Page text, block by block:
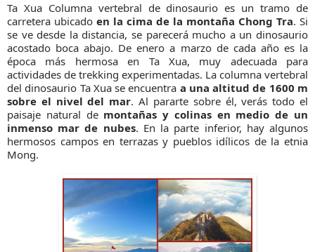
Ta Xua Columna vertebral de dinosaurio es un tramo de
carretera ubicado en la cima de la montaña Chong Tra. Si
se ve desde la distancia, se parecerá mucho a un dinosaurio
acostado boca abajo. De enero a marzo de cada año es la
época más hermosa en Ta Xua, muy adecuada para
actividades de trekking experimentadas. La columna vertebral
del dinosaurio Ta Xua se encuentra a una altitud de 1600 m
sobre el nivel del mar. Al pararte sobre él, verás todo el
paisaje natural de montañas y colinas en medio de un
inmenso mar de nubes. En la parte inferior, hay algunos
hermosos campos en terrazas y pueblos idílicos de la etnia
Mong.